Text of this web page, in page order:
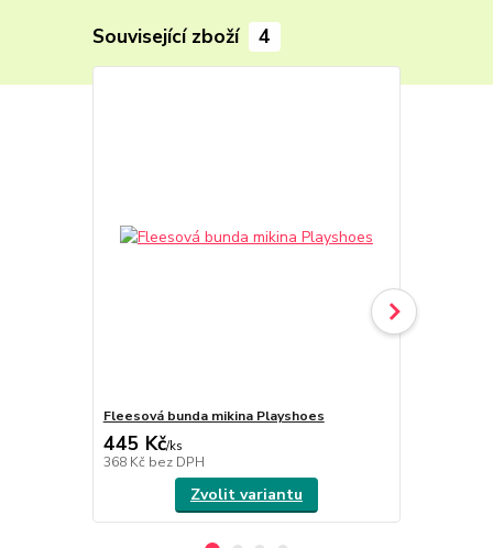
Související zboží 4
Fleesová bunda mikina Playshoes
445 Kč/ks
368 Kč bez DPH
Zvolit variantu